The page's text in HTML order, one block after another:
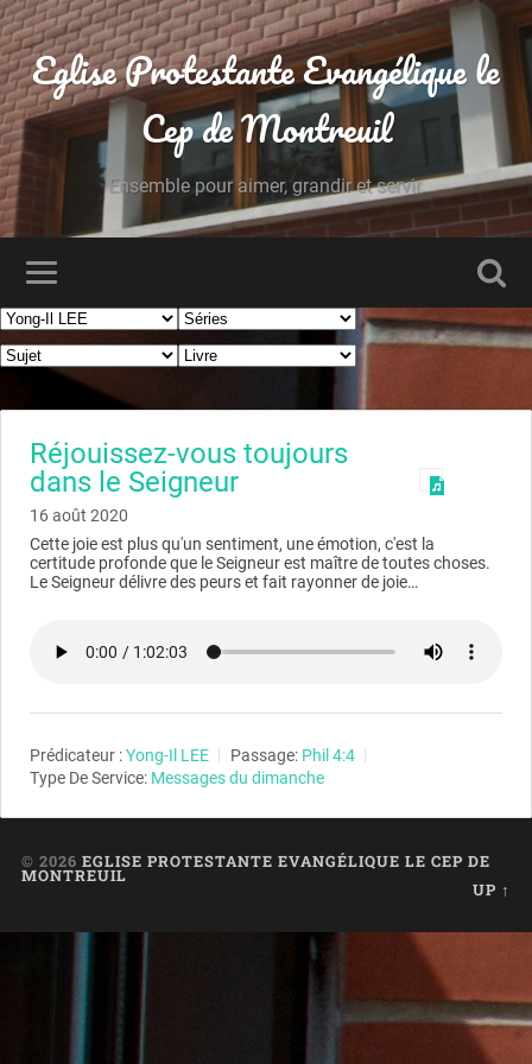
Eglise Protestante Evangélique le
Cep de Montreuil
Ensemble pour aimer, grandir et servir.
Réjouissez-vous toujours
dans le Seigneur
16 août 2020
Cette joie est plus qu'un sentiment, une émotion, c'est la
certitude profonde que le Seigneur est maître de toutes choses.
Le Seigneur délivre des peurs et fait rayonner de joie…
Prédicateur :Yong-Il LEE Passage: Phil 4:4
Type De Service: Messages du dimanche
© 2026 EGLISE PROTESTANTE EVANGÉLIQUE LE CEP DE
MONTREUIL
UP ↑